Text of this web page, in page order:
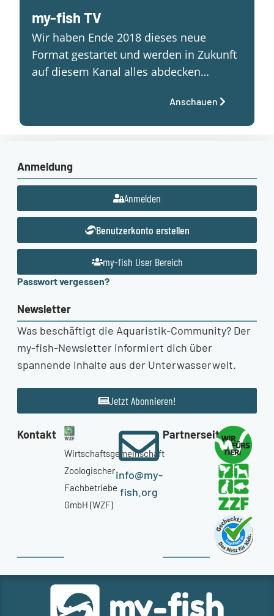
my-fish TV
Wir haben Ende 2018 dieses neue
Format gestartet und werden in Zukunft
auf diesem Kanal alles abdecken…
Anschauen
Anmeldung
Anmelden
Benutzerkonto erstellen
my-fish User Bereich
Passwort vergessen?
Newsletter
Was beschäftigt die Aquaristik-Community? Der
my-fish-Newsletter informiert dich über
spannende Inhalte aus der Unterwasserwelt.
Jetzt Abonnieren!
Kontakt
Wirtschaftsgemeinschaft
Zoologischer
Fachbetriebe
GmbH (WZF)
info@my-
fish.org
Partnerseiten